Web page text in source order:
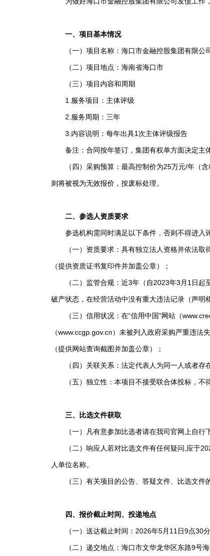
一、项目基本情况
（一）项目名称：海口市金融控股集团有限公
（二）项目地点：海南省海口市
（三）项目内容和周期
1.服务项目：主体评级
2.服务周期：三年
3.内容说明：每年出具1次主体评级报告
备注：合同按年签订，集团有权单方面决定主
（四）采购预算：最高控制价为25万元/年（含
则将被视为无效报价，按废标处理。
二、参选人资质要求
参选机构需同时满足以下条件，否则不得进入
（一）资质要求：具有独立法人资格并依法取
（提供资质证书复印件并加盖公章）；
（二）监管合规：近3年（自2023年3月1日起至
破产状态，在经营活动中没有重大违法记录（声明
（三）信用状况：在“信用中国”网站（
（www.ccgp.gov.cn）未被列入政府采购严重违
（提供网站查询截图并加盖公章）；
（四）关联关系：法定代表人为同一人或者存在
（五）独立性：本项目不接受联合体投标，不得
三、比选文件获取
（一）凡有意参加比选者请在我司官网上自行下
（二）响应人若对比选文件有任何疑问,应于
人单位名称。
（三）有关项目的公告、答疑文件、比选文件的
四、报价截止时间、投递地点
（一）送达截止时间：2026年5月11日9点30分
（二）递交地点：海口市文华龙华区东路9号海